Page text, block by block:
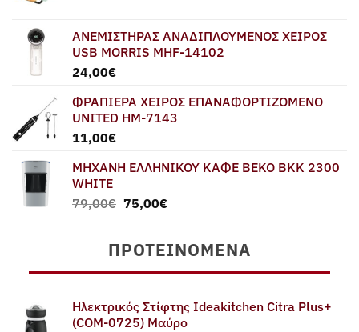
ΑΝΕΜΙΣΤΗΡΑΣ ΑΝΑΔΙΠΛΟΥΜΕΝΟΣ ΧΕΙΡΟΣ
USB MORRIS MHF-14102
24,00€
ΦΡΑΠΙΕΡΑ ΧΕΙΡΟΣ ΕΠΑΝΑΦΟΡΤΙΖΟΜΕΝΟ
UNITED HM-7143
11,00€
ΜΗΧΑΝΗ ΕΛΛΗΝΙΚΟΥ ΚΑΦΕ BEKO BKK 2300
WHITE
79,00€ Original
79,00€.
75,00€Η
είναι:
75,00€.
ΠΡΟΤΕΙΝΌΜΕΝΑ
Ηλεκτρικός Στίφτης Ideakitchen Citra Plus+
(COM-0725) Μαύρο